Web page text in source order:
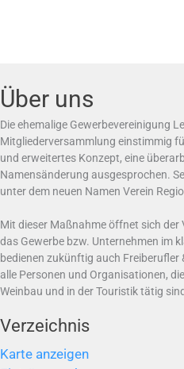
Über uns
Die ehemalige Gewerbevereinigung
Mitgliederversammlung einstimmig
und erweitertes Konzept, eine
Namensänderung ausgesprochen.
unter dem neuen Namen Verein
Mit dieser Maßnahme öffnet sich der
das Gewerbe bzw. Unternehmen im
bedienen zukünftig auch
alle Personen und Organisationen,
Weinbau und in der Touristik tätig
Verzeichnis
Karte anzeigen